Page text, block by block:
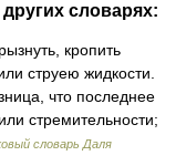
словарях:
кропить
струею жидкости.
что последнее
стремительности;
словарь Даля